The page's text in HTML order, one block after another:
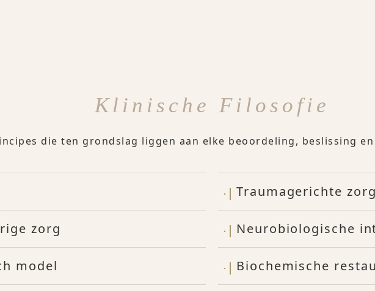
Klinische Filosofie
die ten grondslag liggen aan elke beoordeling, beslissing
zorg
model
Traumagerichte zorg
Neurobiologische
Biochemische